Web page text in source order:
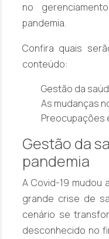
no
pandemia.
Confira quais
conteúdo:
Gestão da
As mudanças
Preocupações
Gestão da
pandemia
A Covid-19 mudou
grande crise de
cenário se
desconhecido no